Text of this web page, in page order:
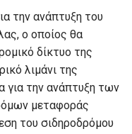
την ανάπτυξη του
ο οποίος θα
δίκτυο της
λιμάνι της
για την ανάπτυξη των
μεταφοράς
του σιδηροδρόμου